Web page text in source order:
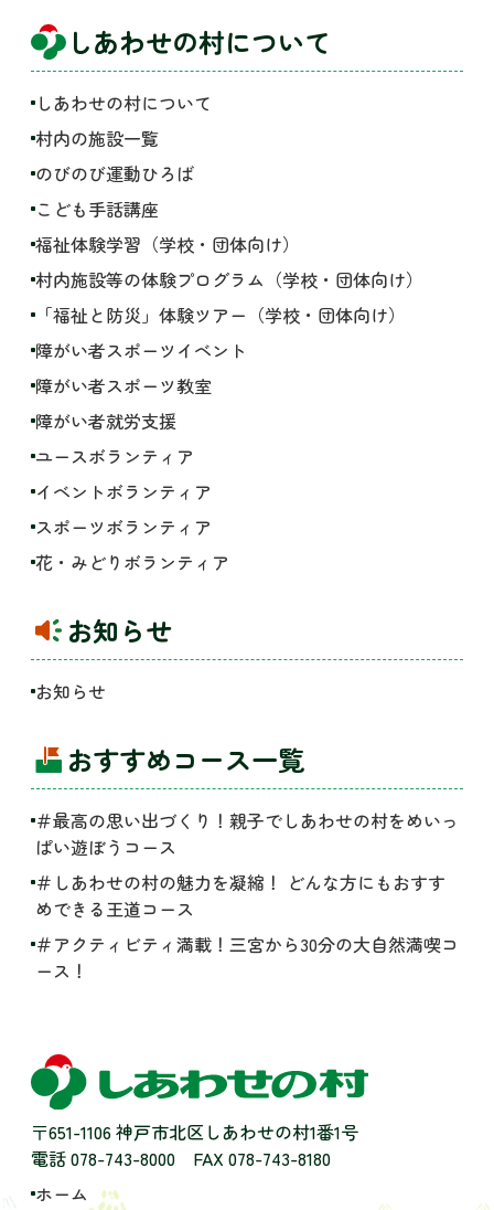
しあわせの村について
しあわせの村について
村内の施設一覧
のびのび運動ひろば
こども手話講座
福祉体験学習（学校・団体向け）
村内施設等の体験プログラム（学校・団体向け）
「福祉と防災」体験ツアー（学校・団体向け）
障がい者スポーツイベント
障がい者スポーツ教室
障がい者就労支援
ユースボランティア
イベントボランティア
スポーツボランティア
花・みどりボランティア
お知らせ
お知らせ
おすすめコース一覧
＃最高の思い出づくり！親子でしあわせの村をめいっ
ぱい遊ぼうコース
＃しあわせの村の魅力を凝縮！ どんな方にもおすす
めできる王道コース
＃アクティビティ満載！三宮から30分の大自然満喫コ
ース！
〒651-1106 神戸市北区しあわせの村1番1号
電話 078-743-8000
FAX 078-743-8180
ホーム